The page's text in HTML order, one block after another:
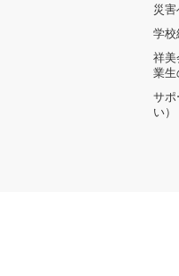
災
学校
祥美
業生
サポ
い）